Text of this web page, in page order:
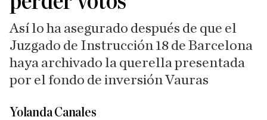
Así lo ha asegurado después de que el
Juzgado de Instrucción 18 de Barcelona
haya archivado la querella presentada
por el fondo de inversión Vauras
Yolanda Canales